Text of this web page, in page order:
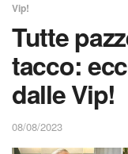
Vip!
Tutte
tacco:
dalle Vip!
08/08/2023